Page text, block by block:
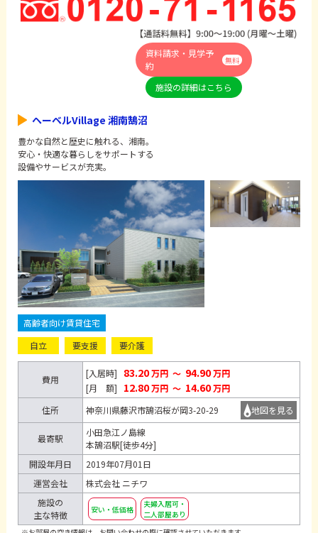
資料請求・見学予
約
無料
施設の詳細はこちら
ヘーベルVillage 湘南鵠沼
豊かな自然と歴史に触れる、湘南。
安心・快適な暮らしをサポートする
設備やサービスが充実。
高齢者向け賃貸住宅
自立
要支援 要介護
費用
[入居時] 83.20万円 ～ 94.90万円
[月 額]
12.80万円 ～ 14.60万円
住所
神奈川県藤沢市鵠沼桜が岡3-20-29 地図を見る
最寄駅
小田急江ノ島線
本鵠沼駅[徒歩4分]
開設年月日
2019年07月01日
運営会社
株式会社 ニチワ
施設の
主な特徴
安い・低価格
夫婦入居可・
二人部屋あり